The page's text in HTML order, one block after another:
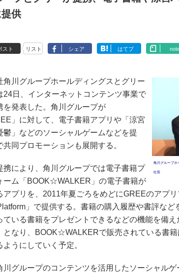
供
スト リスト シェア はてブ
角川グループホ
社長
川グループホールディングスとグリー
24日、インターネットコンテンツ事業で
を発表した。角川グループが
」に対して、電子書籍アプリや「涼宮
鬱」などのソーシャルゲームなどを提
共同プロモーションも展開する。
により、角川グループでは電子書籍プ
ーム「BOOK☆WALKER」の電子書籍が
アプリを、2011年夏ごろをめどにGREEのアプ
」で提供する。書籍の購入履歴や書評な
ている書籍をプレゼントできるなどの機能を備
となり、BOOK☆WALKERで販売されている書籍
ようにしていく予定。
グループのコンテンツを活用したソーシャルゲ